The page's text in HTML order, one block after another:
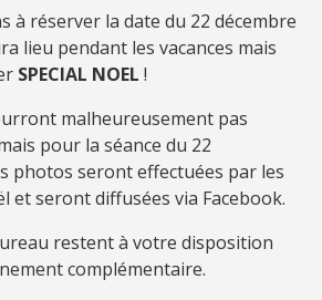
à réserver la date du 22 décembre
lieu pendant les vacances mais
SPECIAL NOEL !
malheureusement pas
pour la séance du 22
photos seront effectuées par les
et seront diffusées via Facebook.
restent à votre disposition
complémentaire.